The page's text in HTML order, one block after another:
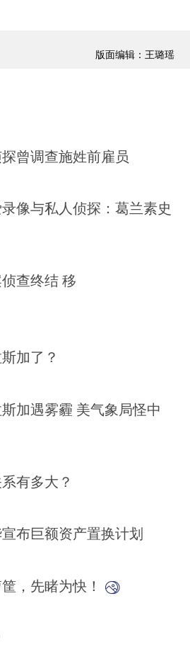
版面编辑：王璐瑶
曾调查施姓前雇员
录像与私人侦探：葛兰素史
查终结 移
加了？
斯加遇雾霾 美气象局怪中
有多大？
布巨额资产置换计划
，先睹为快！